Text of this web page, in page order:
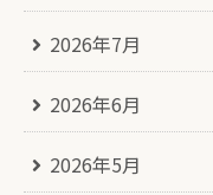
2026年7月
2026年6月
2026年5月